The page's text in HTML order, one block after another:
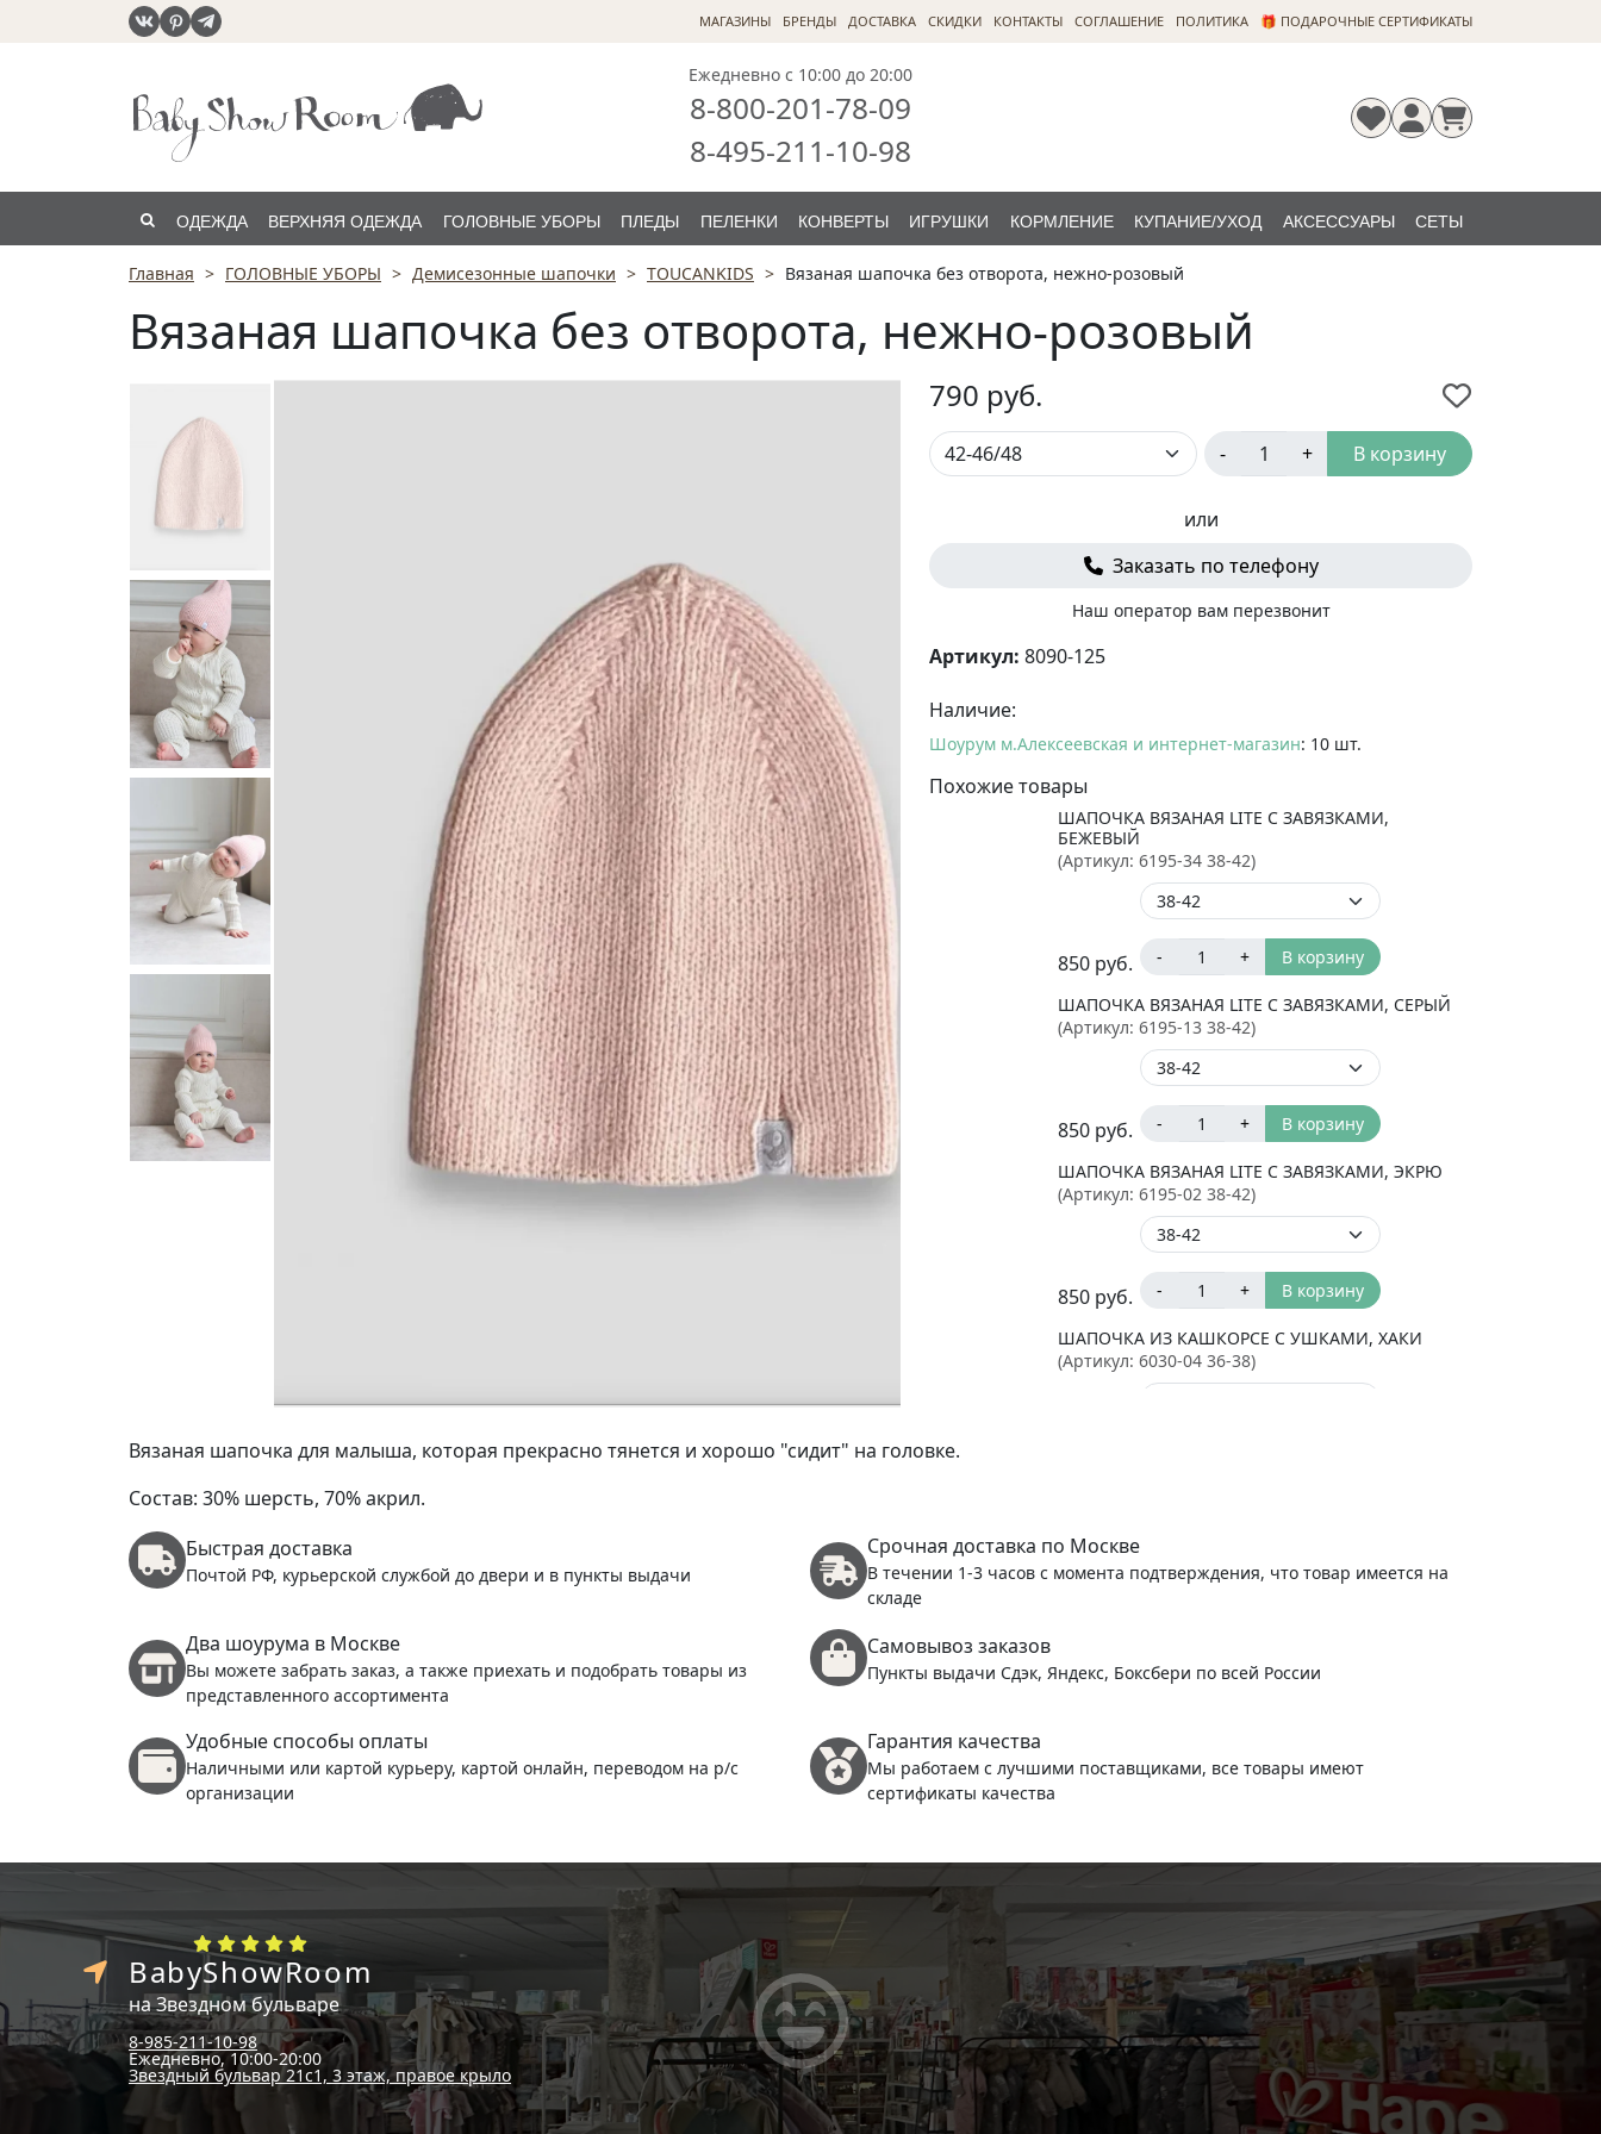
МАГАЗИНЫ БРЕНДЫ ДОСТАВКА СКИДКИ КОНТАКТЫ CОГЛАШЕНИЕ ПОЛИТИКА 🎁 ПОДАРОЧНЫЕ СЕРТИФИКАТЫ
Ежедневно с 10:00 до 20:00
8-800-201-78-09
8-495-211-10-98
ОДЕЖДА ВЕРХНЯЯ ОДЕЖДА ГОЛОВНЫЕ УБОРЫ ПЛЕДЫ ПЕЛЕНКИ КОНВЕРТЫ ИГРУШКИ КОРМЛЕНИЕ КУПАНИЕ/УХОД АКСЕССУАРЫ СЕТЫ
РАСПРОДАЖА
Главная ГОЛОВНЫЕ УБОРЫ Демисезонные шапочки TOUCANKIDS Вязаная шапочка без отворота, нежно-розовый
Вязаная шапочка без отворота, нежно-розовый
790 руб.
- + В корзину
или
Заказать по телефону
Наш оператор вам перезвонит
Артикул: 8090-125
Наличие:
Шоурум м.Алексеевская и интернет-магазин: 10 шт.
Похожие товары
ШАПОЧКА ВЯЗАНАЯ LITE С ЗАВЯЗКАМИ,
БЕЖЕВЫЙ
(Артикул: 6195-34 38-42)
850 руб. - + В корзину
ШАПОЧКА ВЯЗАНАЯ LITE С ЗАВЯЗКАМИ, СЕРЫЙ
(Артикул: 6195-13 38-42)
850 руб. - + В корзину
ШАПОЧКА ВЯЗАНАЯ LITE С ЗАВЯЗКАМИ, ЭКРЮ
(Артикул: 6195-02 38-42)
850 руб. - + В корзину
ШАПОЧКА ИЗ КАШКОРСЕ С УШКАМИ, ХАКИ
(Артикул: 6030-04 36-38)
Вязаная шапочка для малыша, которая прекрасно тянется и хорошо "сидит" на головке.
Состав: 30% шерсть, 70% акрил.
Быстрая доставка
Почтой РФ, курьерской службой до двери и в пункты выдачи
Срочная доставка по Москве
В течении 1-3 часов с момента подтверждения, что товар имеется на
складе
Два шоурума в Москве
Вы можете забрать заказ, а также приехать и подобрать товары из
представленного ассортимента
Самовывоз заказов
Пункты выдачи Сдэк, Яндекс, Боксбери по всей России
Удобные способы оплаты
Наличными или картой курьеру, картой онлайн, переводом на р/с
организации
Гарантия качества
Мы работаем с лучшими поставщиками, все товары имеют
сертификаты качества
BabyShowRoom
на Звездном бульваре
8-985-211-10-98
Ежедневно, 10:00-20:00
Звездный бульвар 21с1, 3 этаж, правое крыло